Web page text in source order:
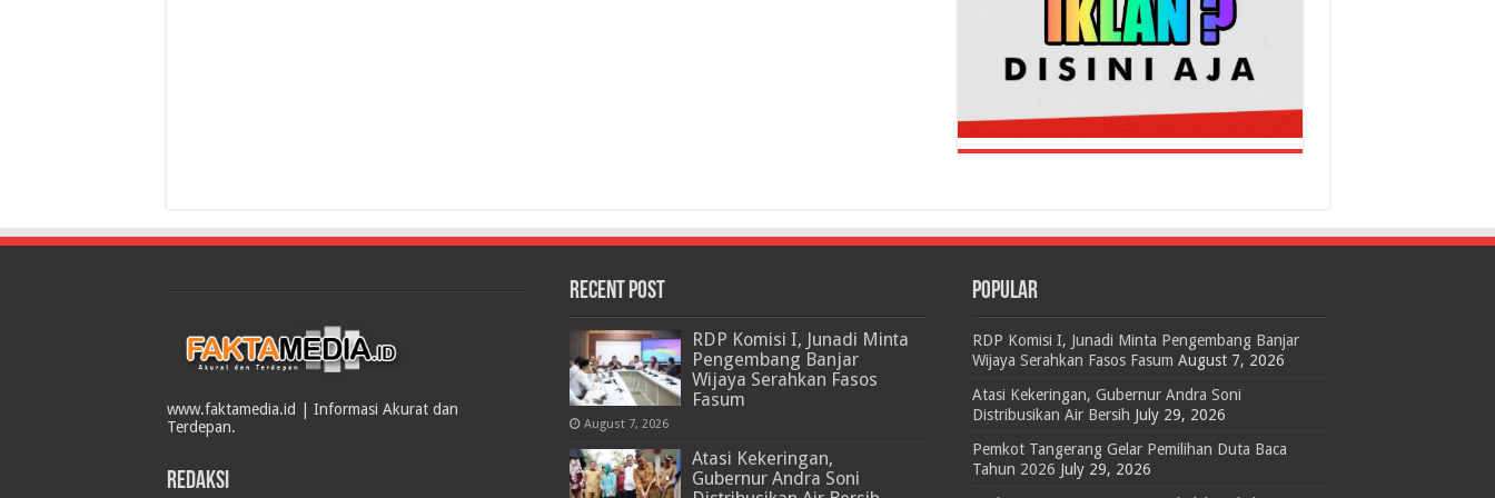
www.faktamedia.id | Informasi Akurat dan
Terdepan.
Redaksi
RECENT POST
RDP Komisi I, Junadi Minta
Pengembang Banjar
Wijaya Serahkan Fasos
Fasum
August 7, 2026
Atasi Kekeringan,
Gubernur Andra Soni
POPULAR
RDP Komisi I, Junadi Minta Pengembang Banjar
Wijaya Serahkan Fasos Fasum August 7, 2026
Atasi Kekeringan, Gubernur Andra Soni
Distribusikan Air Bersih July 29, 2026
Pemkot Tangerang Gelar Pemilihan Duta Baca
Tahun 2026 July 29, 2026